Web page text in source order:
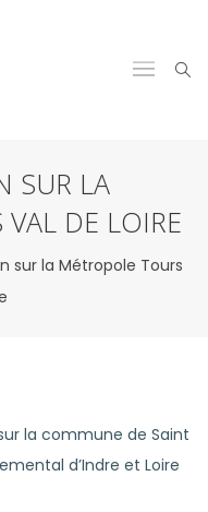
SUR LA
DE LOIRE
sur la Métropole Tours
la commune de Saint
d’Indre et Loire